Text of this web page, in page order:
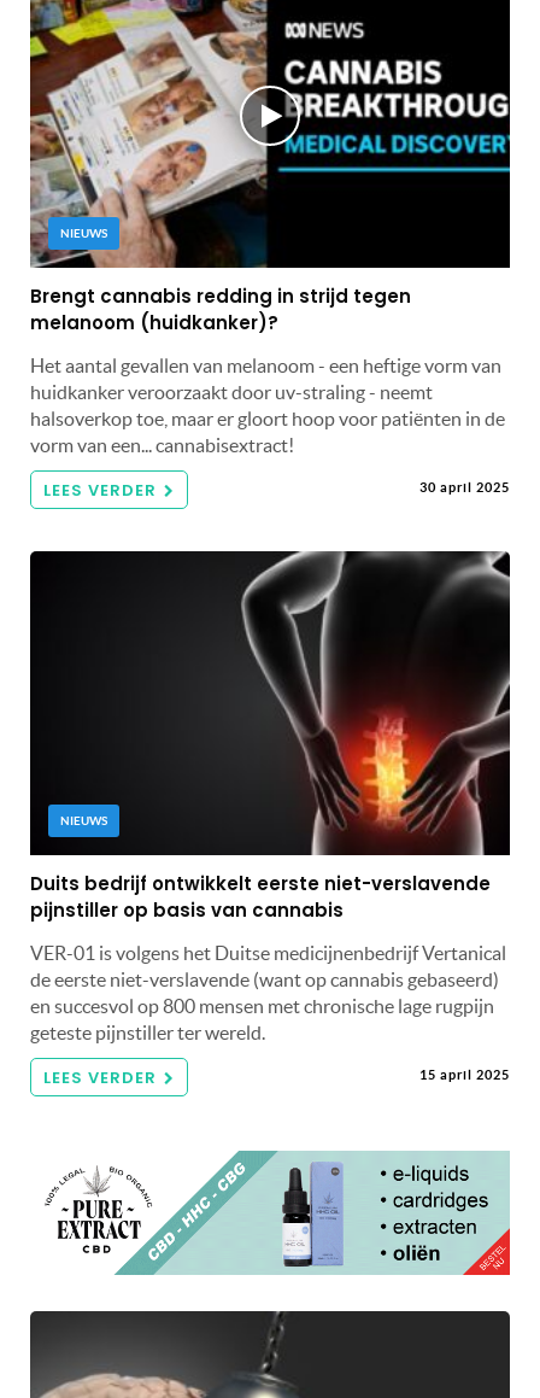
NIEUWS
Brengt cannabis redding in strijd tegen
melanoom (huidkanker)?
Het aantal gevallen van melanoom - een heftige vorm van
huidkanker veroorzaakt door uv-straling - neemt
halsoverkop toe, maar er gloort hoop voor patiënten in de
vorm van een... cannabisextract!
LEES VERDER 30 april 2025
NIEUWS
Duits bedrijf ontwikkelt eerste niet-verslavende
pijnstiller op basis van cannabis
VER-01 is volgens het Duitse medicijnenbedrijf Vertanical
de eerste niet-verslavende (want op cannabis gebaseerd)
en succesvol op 800 mensen met chronische lage rugpijn
geteste pijnstiller ter wereld.
LEES VERDER 15 april 2025